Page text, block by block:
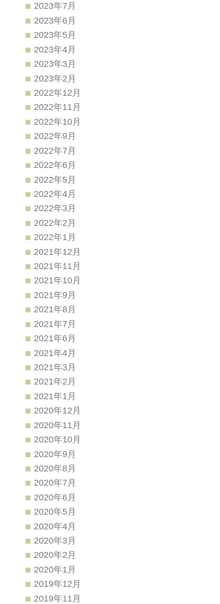
2023年7月
2023年6月
2023年5月
2023年4月
2023年3月
2023年2月
2022年12月
2022年11月
2022年10月
2022年9月
2022年7月
2022年6月
2022年5月
2022年4月
2022年3月
2022年2月
2022年1月
2021年12月
2021年11月
2021年10月
2021年9月
2021年8月
2021年7月
2021年6月
2021年4月
2021年3月
2021年2月
2021年1月
2020年12月
2020年11月
2020年10月
2020年9月
2020年8月
2020年7月
2020年6月
2020年5月
2020年4月
2020年3月
2020年2月
2020年1月
2019年12月
2019年11月